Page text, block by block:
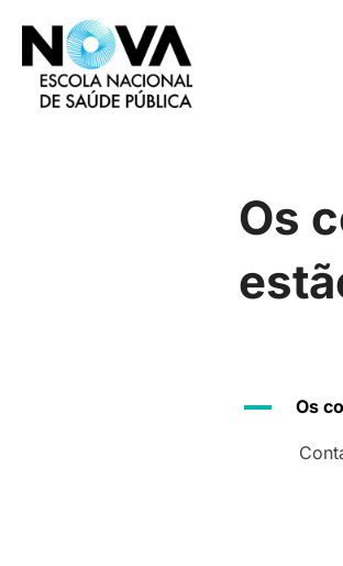
content
Os
A Os